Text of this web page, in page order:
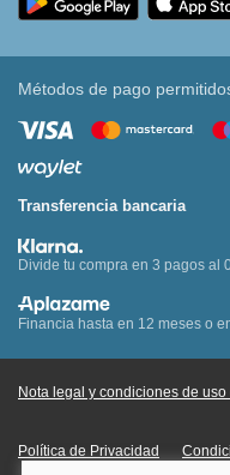
Métodos de pago
Transferencia bancaria
Divide tu compra en 3 pagos al
Financia hasta en 12 meses o
Nota legal y condiciones de
Política de Privacidad